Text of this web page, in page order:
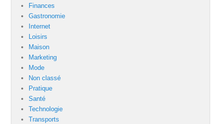
Finances
Gastronomie
Internet
Loisirs
Maison
Marketing
Mode
Non classé
Pratique
Santé
Technologie
Transports